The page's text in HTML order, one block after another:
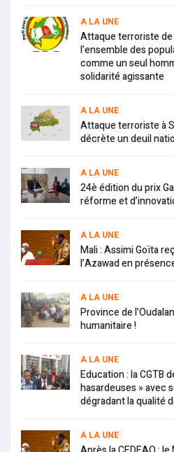
A LA UNE
Attaque terroriste de
l’ensemble des
comme un seul
solidarité agissante
A LA UNE
Attaque terroriste à
décrète un deuil
A LA UNE
24è édition du prix
réforme et
A LA UNE
Mali : Assimi Goïta
l’Azawad en
A LA UNE
Province de
humanitaire !
A LA UNE
Education : la CGTB
hasardeuses » avec
dégradant la qualité
A LA UNE